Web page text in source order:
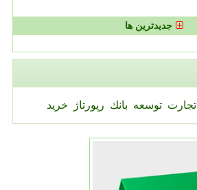
جدیدترین ها
تجارت توسعه بانك رپورتاژ خرید